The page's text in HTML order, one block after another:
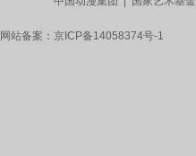
网站备案： 京ICP备14058374号-1